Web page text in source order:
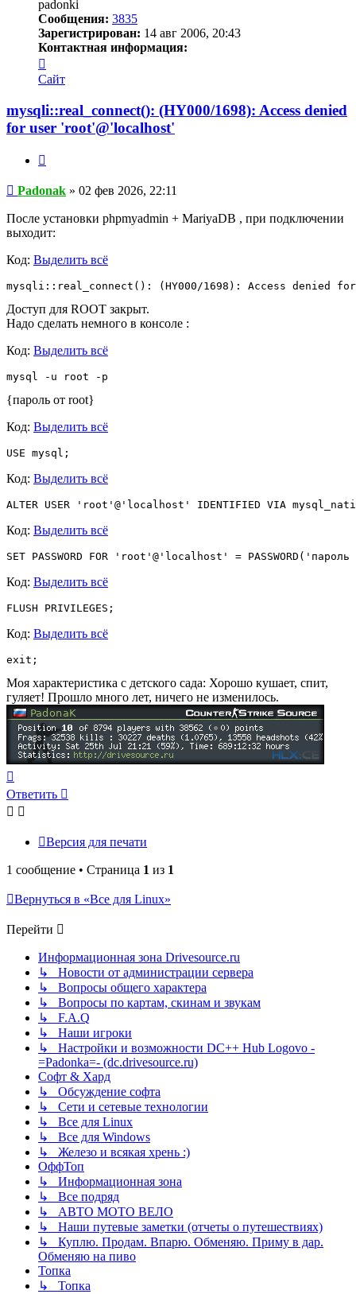
padonki
Сообщения: 3835
Зарегистрирован: 14 авг 2006, 20:43
Контактная информация:
информация
пользователя
Padonak
Сайт
mysqli::real_connect(): (HY000/1698): Access denied
for user 'root'@'localhost'
Сообщение
Padonak » 02 фев 2026, 22:11
После установки phpmyadmin + MariyaDB , при подключении
выходит:
Код: Выделить всё
mysqli::real_connect(): (HY000/1698): Access denied
Доступ для ROOT закрыт.
Надо сделать немного в консоле :
Код: Выделить всё
mysql -u root -p
{пароль от root}
Код: Выделить всё
USE mysql;
Код: Выделить всё
ALTER USER 'root'@'localhost' IDENTIFIED VIA
Код: Выделить всё
SET PASSWORD FOR 'root'@'localhost' =
Код: Выделить всё
FLUSH PRIVILEGES;
Код: Выделить всё
exit;
Моя характеристика с детского сада: Хорошо кушает, спит,
гуляет! Прошло много лет, ничего не изменилось.
к
началу
Ответить
Версия для печати
1 сообщение • Страница 1 из 1
Вернуться в «Все для Linux»
Перейти
Информационная зона Drivesource.ru
↳ Новости от администрации сервера
↳ Вопросы общего характера
↳ Вопросы по картам, скинам и звукам
↳ F.A.Q
↳ Наши игроки
↳ Настройки и возможности DC++ Hub Logovo -
=Padonka=- (dc.drivesource.ru)
Софт & Хард
↳ Обсуждение софта
↳ Сети и сетевые технологии
↳ Все для Linux
↳ Все для Windows
↳ Железо и всякая хрень :)
ОффТоп
↳ Информационная зона
↳ Все подряд
↳ АВТО МОТО ВЕЛО
↳ Наши путевые заметки (отчеты о путешествиях)
↳ Куплю. Продам. Впарю. Обменяю. Приму в дар.
Обменяю на пиво
Топка
↳ Топка